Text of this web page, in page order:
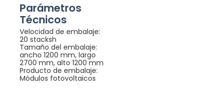
Parámetros
Técnicos
Velocidad de embalaje:
20 stacksh
Tamaño del embalaje:
ancho 1200 mm, largo
2700 mm, alto 1200 mm
Producto de embalaje:
Módulos fotovoltaicos